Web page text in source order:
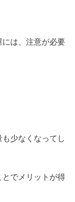
は、注意が必要
少なくなってし
でメリットが得